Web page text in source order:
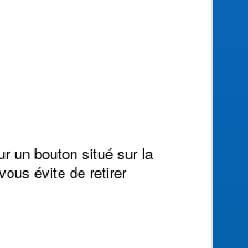
un bouton situé sur la
évite de retirer